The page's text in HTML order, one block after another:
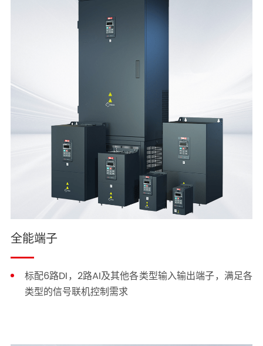
全能端子
标配6路DI，2路AI及其他各类型输入输出端子，满足各
类型的信号联机控制需求